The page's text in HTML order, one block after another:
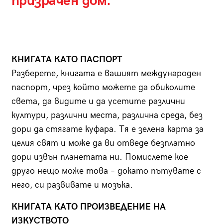
КНИГАТА КАТО ПАСПОРТ
Разберете, книгата е вашият международен
паспорт, чрез който можете да обиколите
света, да видите и да усетите различни
култури, различни места, различна среда, без
дори да стягате куфара. Тя е зелена карта за
целия свят и може да ви отведе безплатно
дори извън планетата ни. Помислете кое
друго нещо може това – докато пътувате с
него, си развивате и мозъка.
КНИГАТА КАТО ПРОИЗВЕДЕНИЕ НА
ИЗКУСТВОТО